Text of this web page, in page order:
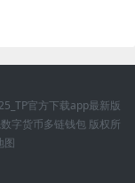
官方下载app最新版
字货币多链钱包 版权所
图